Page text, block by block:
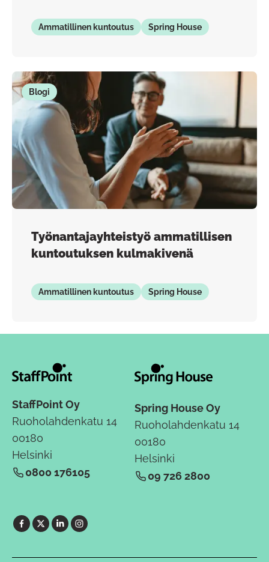
Ammatillinen kuntoutus Spring House
Blogi
Työnantajayhteistyö ammatillisen
kuntoutuksen kulmakivenä
Ammatillinen kuntoutus Spring House
StaffPoint Oy
Ruoholahdenkatu 14
00180
Helsinki
0800 176105
Spring House Oy
Ruoholahdenkatu 14
00180
Helsinki
09 726 2800